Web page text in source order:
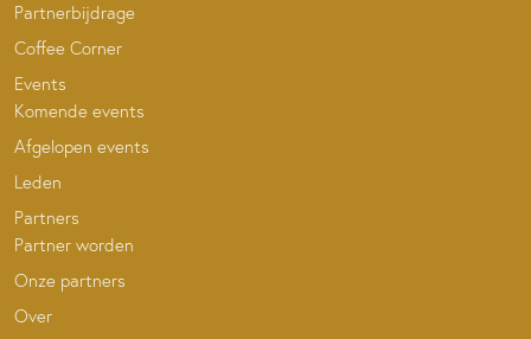
Partnerbijdrage
Coffee Corner
Events
Komende events
Afgelopen events
Leden
Partners
Partner worden
Onze partners
Over